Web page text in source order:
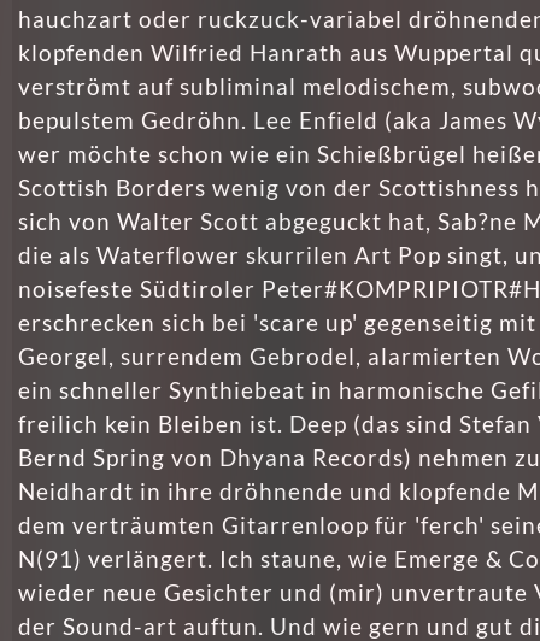
hauchzart oder ruckzuck-variabel
klopfenden Wilfried Hanrath aus Wuppertal
verströmt auf subliminal melodischem,
bepulstem Gedröhn. Lee Enfield (aka James
wer möchte schon wie ein Schießbrügel
Scottish Borders wenig von der Scottishness
sich von Walter Scott abgeguckt hat, Sab?ne
die als Waterflower skurrilen Art Pop singt,
noisefeste Südtiroler
erschrecken sich bei 'scare up' gegenseitig
Georgel, surrendem Gebrodel, alarmierten
ein schneller Synthiebeat in harmonische
freilich kein Bleiben ist. Deep (das sind
Bernd Spring von Dhyana Records) nehmen
Neidhardt in ihre dröhnende und klopfende
dem verträumten Gitarrenloop für 'ferch'
N(91) verlängert. Ich staune, wie Emerge &
wieder neue Gesichter und (mir) unvertraute
der Sound-art auftun. Und wie gern und gut